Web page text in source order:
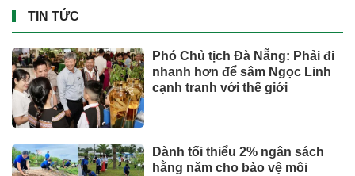
Những bức ảnh chưa từng
thấy về cáp treo Fansipan 10